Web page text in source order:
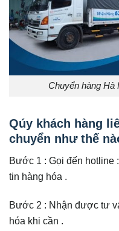
Chuyển hàng Hà
Qúy khách hàng
chuyển như thế
Bước 1 : Gọi đến hotline
tin hàng hóa .
Bước 2 : Nhận được tư
hóa khi cần .